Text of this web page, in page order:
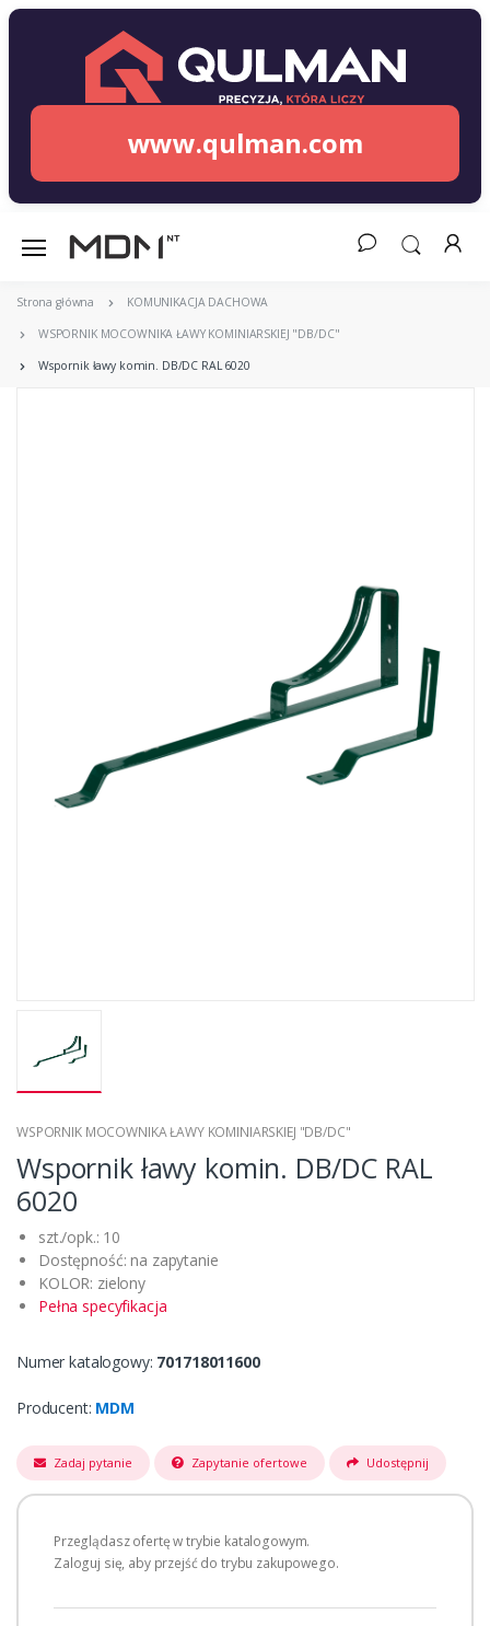
www.qulman.com
Strona główna KOMUNIKACJA DACHOWA
WSPORNIK MOCOWNIKA ŁAWY KOMINIARSKIEJ "DB/DC"
Wspornik ławy komin. DB/DC RAL 6020
WSPORNIK MOCOWNIKA ŁAWY KOMINIARSKIEJ "DB/DC"
Wspornik ławy komin. DB/DC RAL
6020
szt./opk.: 10
Dostępność: na zapytanie
KOLOR: zielony
Pełna specyfikacja
Numer katalogowy: 701718011600
Producent: MDM
Zadaj pytanie Zapytanie ofertowe Udostępnij
Przeglądasz ofertę w trybie katalogowym.
Zaloguj się, aby przejść do trybu zakupowego.